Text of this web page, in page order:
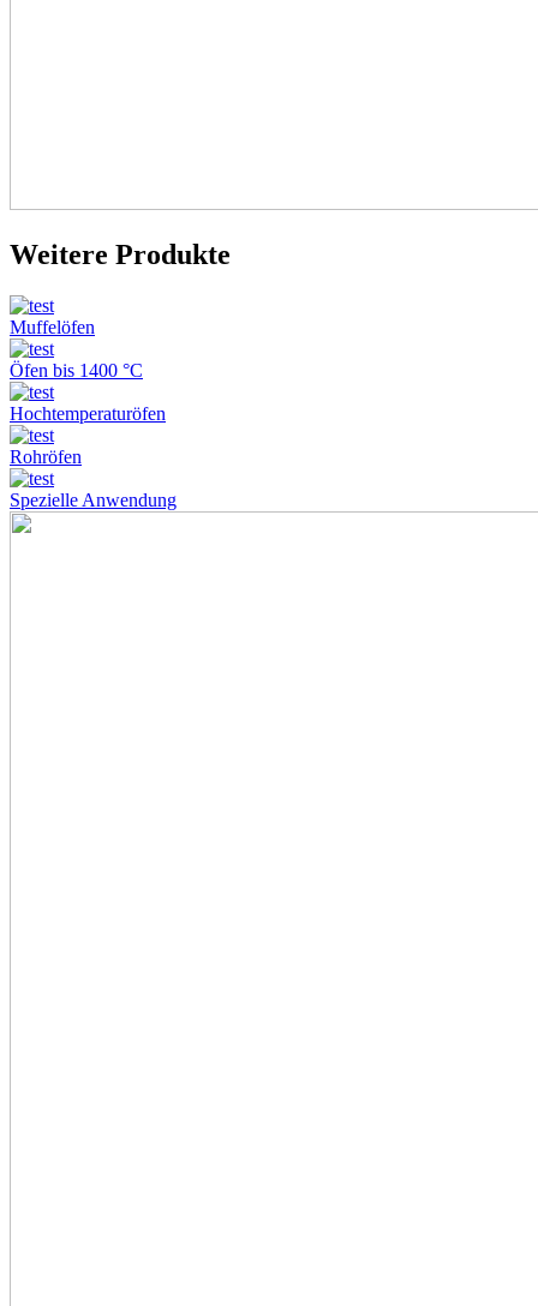
Weitere Produkte
Muffelöfen
Öfen bis 1400 °C
Hochtemperaturöfen
Rohröfen
Spezielle Anwendung